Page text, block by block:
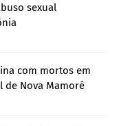
sexual
com mortos em
Nova Mamoré